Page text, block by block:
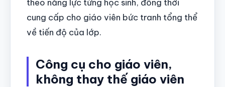
theo năng lực từng học sinh, đồng thời
cung cấp cho giáo viên bức tranh tổng thể
về tiến độ của lớp.
Công cụ cho giáo viên,
không thay thế giáo viên